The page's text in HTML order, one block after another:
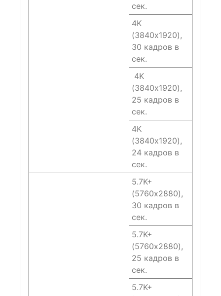
сек.
4K
(3840х1920),
30 кадров в
сек.
4K
(3840х1920),
25 кадров в
сек.
4K
(3840х1920),
24 кадров в
сек.
5.7K+
(5760х2880),
30 кадров в
сек.
5.7K+
(5760х2880),
25 кадров в
сек.
5.7K+